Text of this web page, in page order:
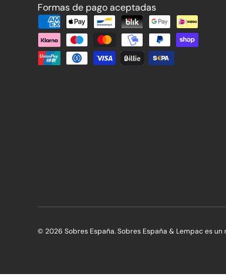
Formas de pago aceptadas
Formas de pago aceptadas
© 2026 Sobres España. Sobres España & Lempac es